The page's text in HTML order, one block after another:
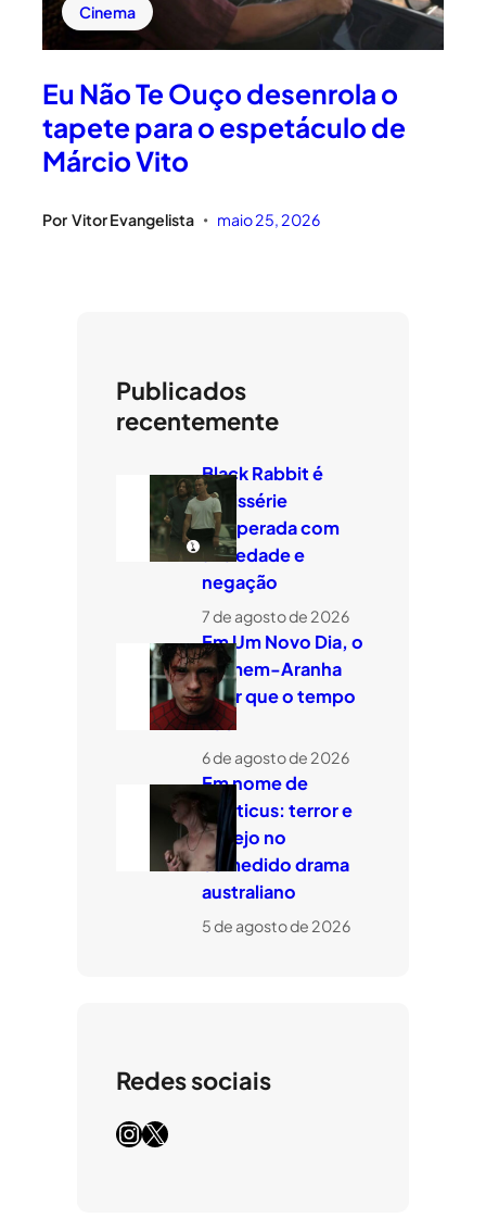
Cinema
Eu Não Te Ouço desenrola o
tapete para o espetáculo de
Márcio Vito
Por Vitor Evangelista • maio 25, 2026
Publicados
recentemente
Black Rabbit é
minissérie
temperada com
ansiedade e
negação
7 de agosto de 2026
Em Um Novo Dia, o
Homem-Aranha
quer que o tempo
voe
6 de agosto de 2026
Em nome de
Leviticus: terror e
desejo no
comedido drama
australiano
5 de agosto de 2026
Redes sociais
InstagramX